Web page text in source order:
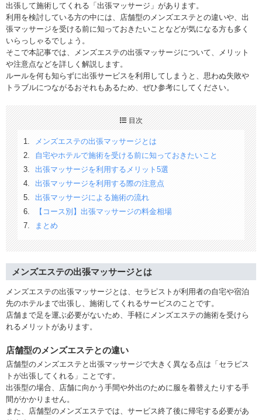
出張して施術してくれる「出張マッサージ」があります。
利用を検討している方の中には、店舗型のメンズエステとの違いや、出
張マッサージを受ける前に知っておきたいことなどが気になる方も多く
いらっしゃるでしょう。
そこで本記事では、メンズエステの出張マッサージについて、メリット
や注意点などを詳しく解説します。
ルールを何も知らずに出張サービスを利用してしまうと、思わぬ失敗や
トラブルにつながるおそれもあるため、ぜひ参考にしてください。
目次
メンズエステの出張マッサージとは
自宅やホテルで施術を受ける前に知っておきたいこと
出張マッサージを利用するメリット5選
出張マッサージを利用する際の注意点
出張マッサージによる施術の流れ
【コース別】出張マッサージの料金相場
まとめ
メンズエステの出張マッサージとは
メンズエステの出張マッサージとは、セラピストが利用者の自宅や宿泊
先のホテルまで出張し、施術してくれるサービスのことです。
店舗まで足を運ぶ必要がないため、手軽にメンズエステの施術を受けら
れるメリットがあります。
店舗型のメンズエステとの違い
店舗型のメンズエステと出張マッサージで大きく異なる点は「セラピス
トが出張してくれる」ことです。
出張型の場合、店舗に向かう手間や外出のために服を着替えたりする手
間がかかりません。
また、店舗型のメンズエステでは、サービス終了後に帰宅する必要があ